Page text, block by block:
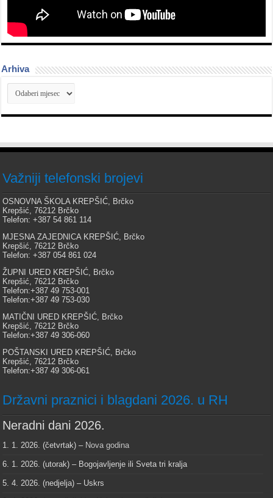
Arhiva
Arhiva
Važniji telefonski brojevi
OSNOVNA ŠKOLA KREPŠIĆ, Brčko
Krepšić, 76212 Brčko
Telefon: +387 54 861 114
MJESNA ZAJEDNICA KREPŠIĆ, Brčko
Krepšić, 76212 Brčko
Telefon: +387 054 861 024
ŽUPNI URED KREPŠIĆ, Brčko
Krepšić, 76212 Brčko
Telefon:+387 49 753-001
Telefon:+387 49 753-030
MATIČNI URED KREPŠIĆ, Brčko
Krepšić, 76212 Brčko
Telefon:+387 49 306-060
POŠTANSKI URED KREPŠIĆ, Brčko
Krepšić, 76212 Brčko
Telefon:+387 49 306-061
Državni praznici i blagdani 2026. u RH
Neradni dani 2026.
1. 1. 2026. (četvrtak) – Nova godina
6. 1. 2026. (utorak) – Bogojavljenje ili Sveta tri kralja
5. 4. 2026. (nedjelja) – Uskrs